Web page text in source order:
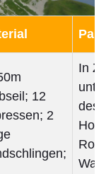
12
2
In
des
Rote